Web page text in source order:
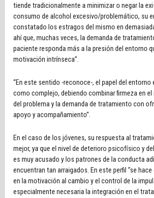
tiende tradicionalmente a minimizar o negar la
consumo de alcohol excesivo/problemático, su
constatado los estragos del mismo en
ahí que, muchas veces, la demanda de
paciente responda más a la presión del entorno
motivación intrínseca”.
“En este sentido -reconoce-, el papel del entorno
como complejo, debiendo combinar firmeza en
del problema y la demanda de tratamiento con
apoyo y acompañamiento”.
En el caso de los jóvenes, su respuesta al
mejor, ya que el nivel de deterioro psicofísico y
es muy acusado y los patrones de la conducta
encuentran tan arraigados. En este perfil “se
en la motivación al cambio y el control de la
especialmente necesaria la integración en el